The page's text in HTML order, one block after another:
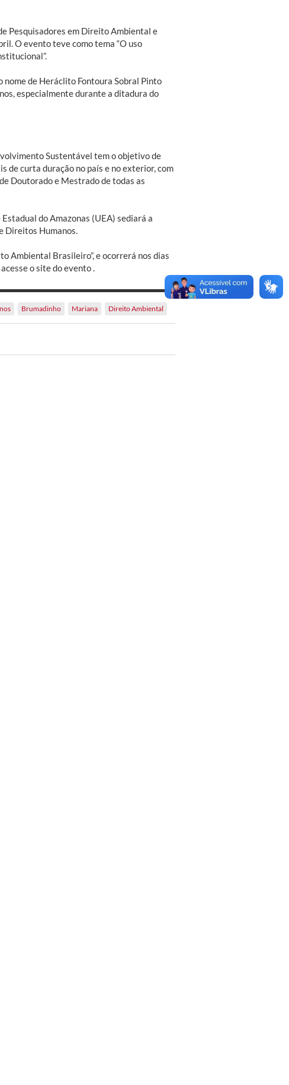
Pesquisadores em Direito Ambiental e
O evento teve como tema “O uso
nome de Heráclito Fontoura Sobral Pinto
especialmente durante a ditadura do
Sustentável tem o objetivo de
de curta duração no país e no exterior, com
Doutorado e Mestrado de todas as
do Amazonas (UEA) sediará a
Direitos Humanos.
Ambiental Brasileiro”, e ocorrerá nos dias
o site do evento .
Brumadinho Mariana Direito Ambiental